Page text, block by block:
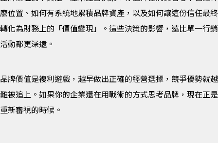
麼位置、如何有系統地累積品牌資產，以及如何讓這份信任最終
轉化為財務上的「價值變現」。這些決策的影響，遠比單一行銷
活動都更深遠。
品牌價值是複利遊戲，越早做出正確的經營選擇，競爭優勢就越
難被追上。如果你的企業還在用戰術的方式思考品牌，現在正是
重新審視的時候。